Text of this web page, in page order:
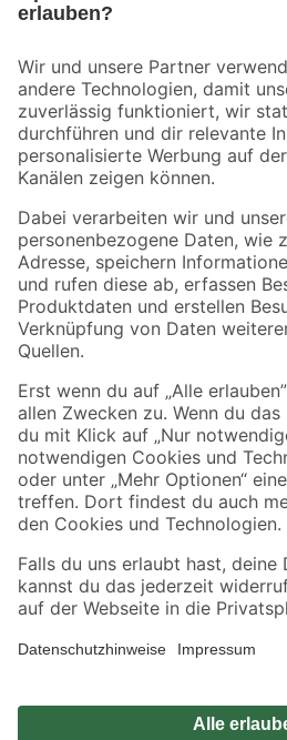
Der toom Newsletter: Keine Angebote und
Zur Newsletter Anmeldung
Folge uns
Zahlungsarten
Sicher einkaufen
Jetzt die toom-App herunterladen
Alle Preisangaben in EUR inkl. gesetzl. MwSt.. Die
Umständen nicht in allen Märkten verfügbar. Die
Produkte nur solange der Vorrat reicht.
*Paketversand ab 59 € versandkostenfrei, gilt nicht
Privatsphäre